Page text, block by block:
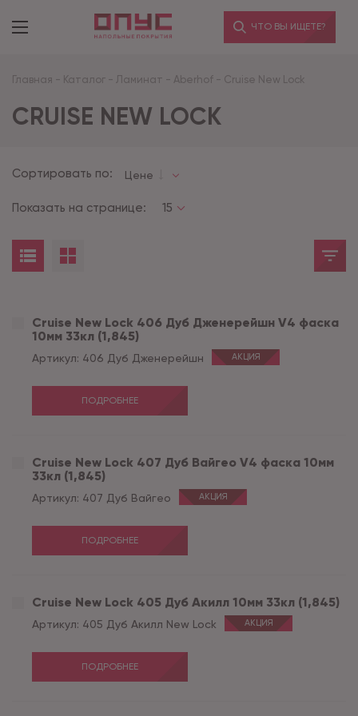
ЧТО ВЫ ИЩЕТЕ?
Главная - Каталог - Ламинат - Aberhof - Cruise New Lock
CRUISE NEW LOCK
Сортировать по: Цене
Показать на странице: 15
Cruise New Lock 406 Дуб Дженерейшн V4 фаска
10мм 33кл (1,845)
Артикул: 406 Дуб Дженерейшн АКЦИЯ
ПОДРОБНЕЕ
Cruise New Lock 407 Дуб Вайгео V4 фаска 10мм
33кл (1,845)
Артикул: 407 Дуб Вайгео АКЦИЯ
ПОДРОБНЕЕ
Cruise New Lock 405 Дуб Акилл 10мм 33кл (1,845)
Артикул: 405 Дуб Акилл New Lock АКЦИЯ
ПОДРОБНЕЕ